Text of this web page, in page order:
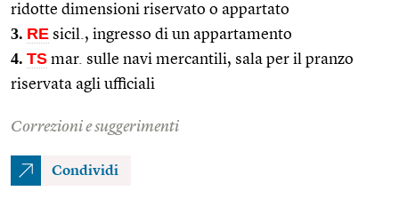
ridotte dimensioni riservato o appartato
3. RE sicil., ingresso di un appartamento
4. TS mar. sulle navi mercantili, sala per il pranzo
riservata agli ufficiali
Correzioni e suggerimenti
Condividi